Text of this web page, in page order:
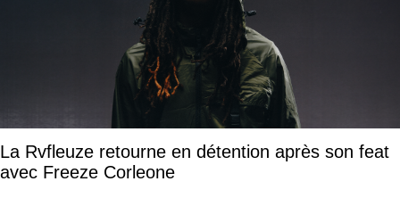
La Rvfleuze retourne en détention après son feat
avec Freeze Corleone